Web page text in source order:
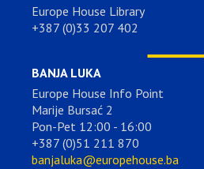
Europe House Library
+387 (0)33 207 402
BANJA LUKA
Europe House Info Point
Marije Bursać 2
Pon-Pet 12:00 - 16:00
+387 (0)51 211 870
banjaluka@europehouse.ba